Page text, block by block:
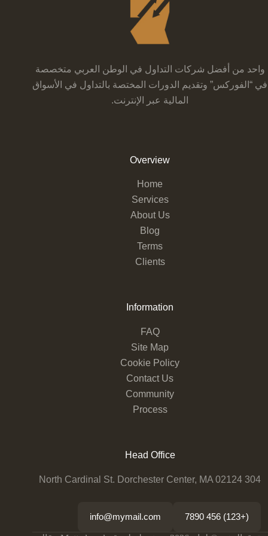
واحد من أفضل شركات التداول في الوطن العربي متخصصة
في “الفوركس” وتقديم الدورات المختصة بالتداول في الأسواق
المالية عبر الإنترنت.
Overview
Home
Services
About Us
Blog
Terms
Clients
Information
FAQ
Site Map
Cookie Policy
Contact Us
Community
Process
Head Office
304 North Cardinal St. Dorchester Center, MA 02124
(+123) 456 7890
info@mymail.com